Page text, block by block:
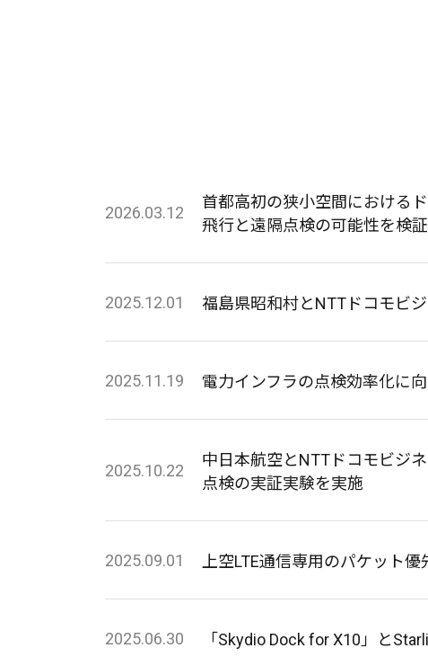
2026.03.12
首都高初の狭小空間における
飛行と遠隔点検の可能性を検
2025.12.01 福島県昭和村とNTTドコモビ
2025.11.19 電力インフラの点検効率化に
2025.10.22
中日本航空とNTTドコモビジ
点検の実証実験を実施
2025.09.01 上空LTE通信専用のパケット
2025.06.30 「Skydio Dock for X10」と